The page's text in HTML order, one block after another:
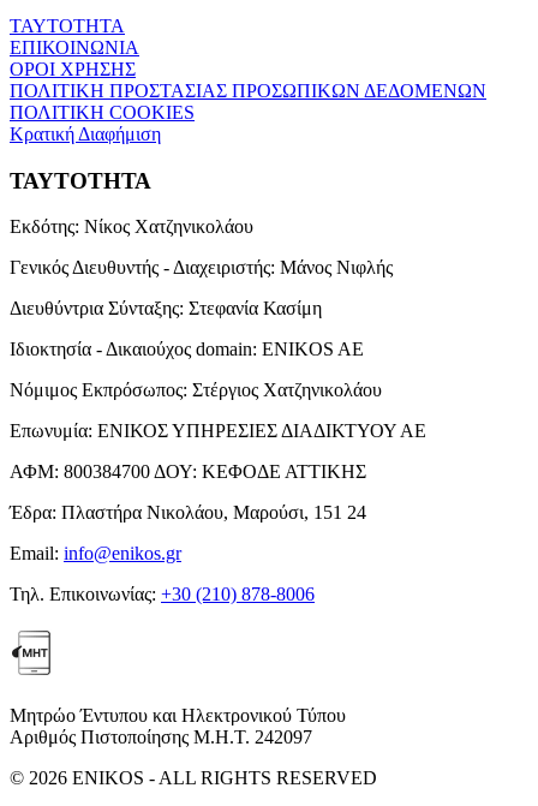
ΤΑΥΤΟΤΗΤΑ
ΕΠΙΚΟΙΝΩΝΙΑ
ΟΡΟΙ ΧΡΗΣΗΣ
ΠΟΛΙΤΙΚΗ ΠΡΟΣΤΑΣΙΑΣ ΠΡΟΣΩΠΙΚΩΝ ΔΕΔΟΜΕΝΩΝ
ΠΟΛΙΤΙΚΗ COOKIES
Κρατική Διαφήμιση
ΤΑΥΤΟΤΗΤΑ
Εκδότης: Νίκος Χατζηνικολάου
Γενικός Διευθυντής - Διαχειριστής: Μάνος Νιφλής
Διευθύντρια Σύνταξης: Στεφανία Κασίμη
Ιδιοκτησία - Δικαιούχος domain: ENIKOS AE
Νόμιμος Εκπρόσωπος: Στέργιος Χατζηνικολάου
Επωνυμία: ΕΝΙΚΟΣ ΥΠΗΡΕΣΙΕΣ ΔΙΑΔΙΚΤΥΟΥ ΑΕ
ΑΦΜ: 800384700 ΔΟΥ: ΚΕΦΟΔΕ ΑΤΤΙΚΗΣ
Έδρα: Πλαστήρα Νικολάου, Μαρούσι, 151 24
Email: info@enikos.gr
Τηλ. Επικοινωνίας: +30 (210) 878-8006
Μητρώο Έντυπου και Ηλεκτρονικού Τύπου
Αριθμός Πιστοποίησης Μ.Η.Τ. 242097
© 2026 ENIKOS - ALL RIGHTS RESERVED